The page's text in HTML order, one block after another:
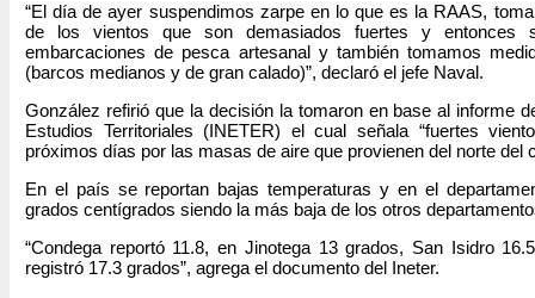
“El día de ayer suspendimos zarpe en lo que es la RAAS,
de los vientos que son demasiados fuertes y entonces
embarcaciones de pesca artesanal y también tomamos
(barcos medianos y de gran calado)”, declaró el jefe Naval.
González refirió que la decisión la tomaron en base al informe
Estudios Territoriales (INETER) el cual señala “fuertes
próximos días por las masas de aire que provienen del norte del
En el país se reportan bajas temperaturas y en el
grados centígrados siendo la más baja de los otros
“Condega reportó 11.8, en Jinotega 13 grados, San Isidro
registró 17.3 grados”, agrega el documento del Ineter.